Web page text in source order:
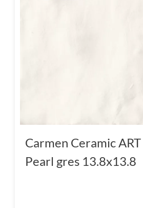
Carmen Ceramic
Pearl gres 13.8x13.8